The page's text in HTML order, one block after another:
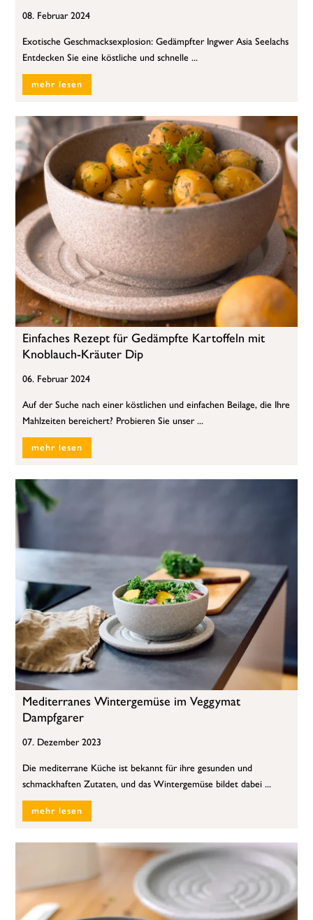
08. Februar 2024
Exotische Geschmacksexplosion: Gedämpfter Ingwer Asia Seelachs
Entdecken Sie eine köstliche und schnelle ...
mehr lesen
Einfaches Rezept für Gedämpfte Kartoffeln mit
Knoblauch-Kräuter Dip
06. Februar 2024
Auf der Suche nach einer köstlichen und einfachen Beilage, die Ihre
Mahlzeiten bereichert? Probieren Sie unser ...
mehr lesen
Mediterranes Wintergemüse im Veggymat
Dampfgarer
07. Dezember 2023
Die mediterrane Küche ist bekannt für ihre gesunden und
schmackhaften Zutaten, und das Wintergemüse bildet dabei ...
mehr lesen